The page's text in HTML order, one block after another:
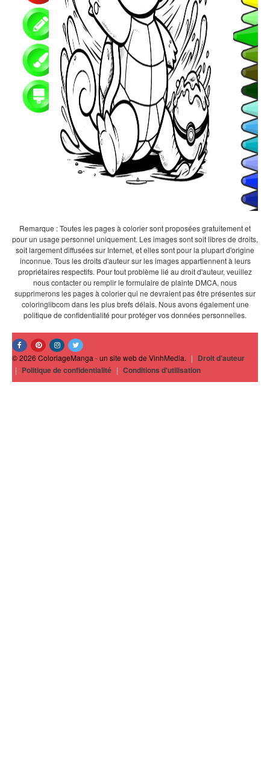
Remarque : Toutes les pages à colorier sont proposées gratuitement et
pour un usage personnel uniquement. Les images sont soit libres de droits,
soit largement diffusées sur Internet, et elles sont pour la plupart d'origine
inconnue. Tous les droits d'auteur sur les images appartiennent à leurs
propriétaires respectifs. Pour tout problème lié au droit d'auteur, veuillez
nous contacter ou remplir le formulaire de plainte DMCA, nous
supprimerons les pages à colorier qui ne devraient pas être présentes sur
coloringlibcom dans les plus brefs délais. Nous avons également une
politique de confidentialité pour protéger vos données personnelles.
© 2026 ColoriageManga - un site web de VinhMedia. | Droit d'auteur
| Politique de confidentialité | Conditions d'utilisation